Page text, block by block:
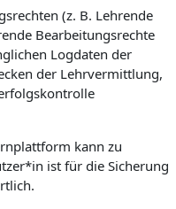
(z. B. Lehrende
Bearbeitungsrechte
Logdaten der
der Lehrvermittlung,
kann zu
ist für die Sicherung